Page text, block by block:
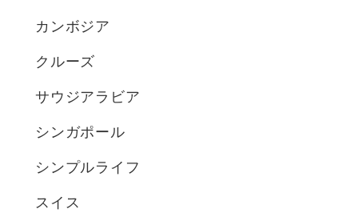
カンボジア
クルーズ
サウジアラビア
シンガポール
シンプルライフ
スイス